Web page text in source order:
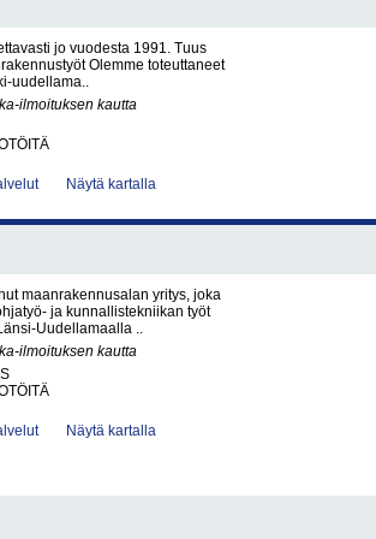
jo vuodesta 1991. Tuus
Olemme toteuttaneet
uudellama..
ilmoituksen kautta
Näytä kartalla
maanrakennusalan yritys, joka
ja kunnallistekniikan työt
Uudellamaalla ..
ilmoituksen kautta
Näytä kartalla